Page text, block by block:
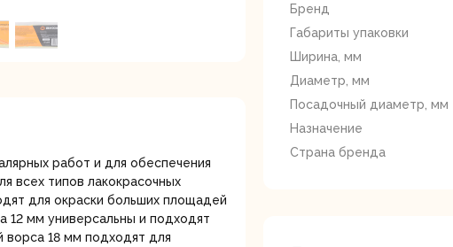
Отрезные пилы
работ и для обеспечения
всех типов лакокрасочных
для окраски больших площадей
12 мм универсальны и подходят
ворса 18 мм подходят для
Бренд
Габариты упаковки
Ширина, мм
Диаметр, мм
Посадочный диаметр, мм
Назначение
Страна бренда